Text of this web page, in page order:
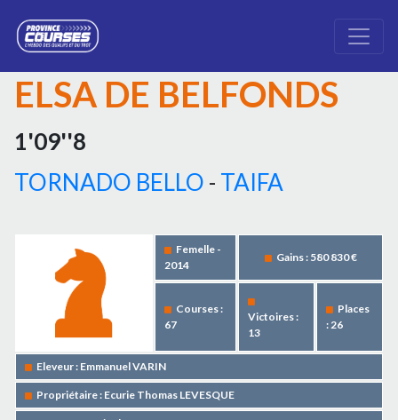
ELSA DE BELFONDS
1'09''8
TORNADO BELLO - TAIFA
Femelle -
2014
Gains : 580 830 €
Courses :
67
Victoires :
13
Places
: 26
Eleveur : Emmanuel VARIN
Propriétaire : Ecurie Thomas LEVESQUE